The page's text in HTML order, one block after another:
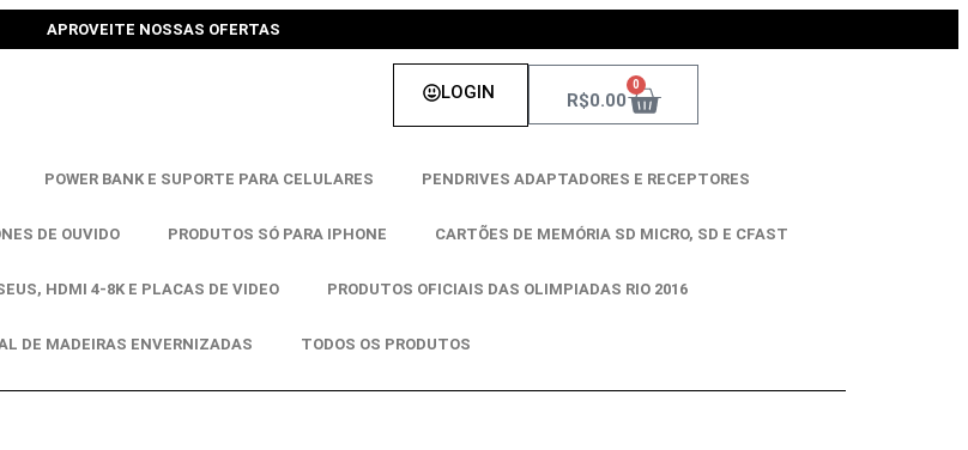
APROVEITE NOSSAS OFERTAS
LOGIN R$0.00
0
POWER BANK E SUPORTE PARA CELULARES PENDRIVES ADAPTADORES E RECEPTORES
DE OUVIDO PRODUTOS SÓ PARA IPHONE CARTÕES DE MEMÓRIA SD MICRO, SD E CFAST
HDMI 4-8K E PLACAS DE VIDEO PRODUTOS OFICIAIS DAS OLIMPIADAS RIO 2016
DE MADEIRAS ENVERNIZADAS TODOS OS PRODUTOS